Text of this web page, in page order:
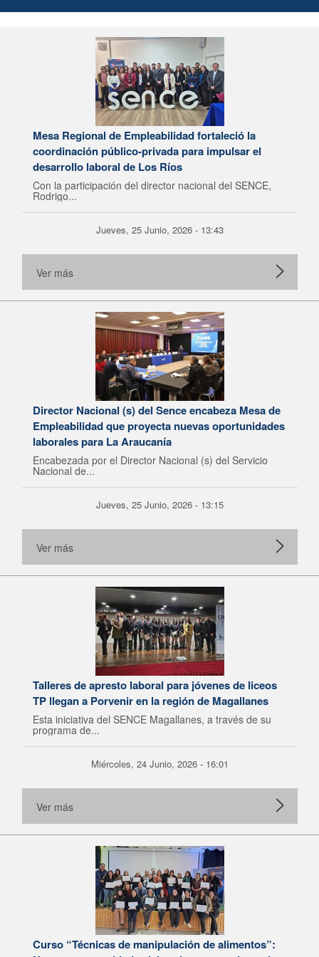
Mesa Regional de Empleabilidad fortaleció la
coordinación público-privada para impulsar el
desarrollo laboral de Los Ríos
Con la participación del director nacional del SENCE,
Rodrigo...
Jueves, 25 Junio, 2026 - 13:43
Ver más
Director Nacional (s) del Sence encabeza Mesa de
Empleabilidad que proyecta nuevas oportunidades
laborales para La Araucanía
Encabezada por el Director Nacional (s) del Servicio
Nacional de...
Jueves, 25 Junio, 2026 - 13:15
Ver más
Talleres de apresto laboral para jóvenes de liceos
TP llegan a Porvenir en la región de Magallanes
Esta iniciativa del SENCE Magallanes, a través de su
programa de...
Miércoles, 24 Junio, 2026 - 16:01
Ver más
Curso “Técnicas de manipulación de alimentos”: